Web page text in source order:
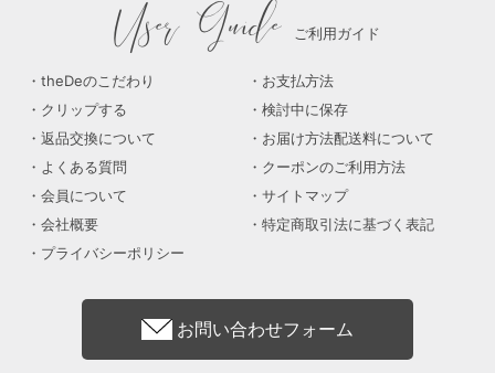
User Guide ご利用ガイド
theDeのこだわり
お支払方法
クリップする
検討中に保存
返品交換について
お届け方法配送料について
よくある質問
クーポンのご利用方法
会員について
サイトマップ
会社概要
特定商取引法に基づく表記
プライバシーポリシー
お問い合わせフォーム